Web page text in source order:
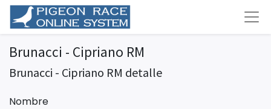
Brunacci - Cipriano RM
Brunacci - Cipriano RM detalle
Nombre